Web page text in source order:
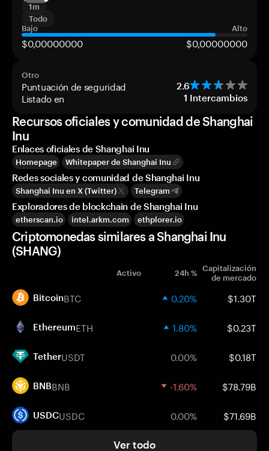
1m
Todo
Bajo
Alto
$0,00000000 $0,00000000
Otro
Puntuación de seguridad 2.6
Listado en 1 Intercambios
Recursos oficiales y comunidad de Shanghai
Inu
Enlaces oficiales de Shanghai Inu
Homepage Whitepaper de Shanghai Inu
Redes sociales y comunidad de Shanghai Inu
Shanghai Inu en X (Twitter) Telegram
Exploradores de blockchain de Shanghai Inu
etherscan.io intel.arkm.com ethplorer.io
Criptomonedas similares a Shanghai Inu
(SHANG)
Activo 24h % Capitalización
de mercado
BitcoinBTC 0.20% $1.30T
EthereumETH 1.80% $0.23T
TetherUSDT 0.00% $0.18T
BNBBNB -1.60% $78.79B
USDCUSDC 0.00% $71.69B
Ver todo